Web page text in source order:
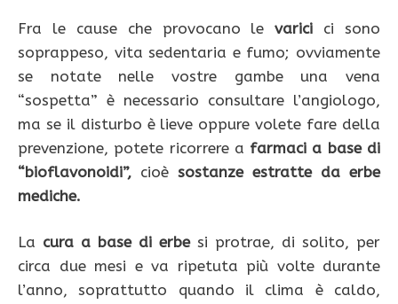
Fra le cause che provocano levarici ci sono
soprappeso, vita sedentaria e fumo; ovviamente
se notate nelle vostre gambe una vena
“sospetta” è necessario consultare l’angiologo,
ma se il disturbo è lieve oppure volete fare della
prevenzione, potete ricorrere a farmaci a base di
“bioflavonoidi”, cioè sostanze estratte da erbe
mediche.
La cura a base di erbe si protrae, di solito, per
circa due mesi e va ripetuta più volte durante
l’anno, soprattutto quando il clima è caldo,